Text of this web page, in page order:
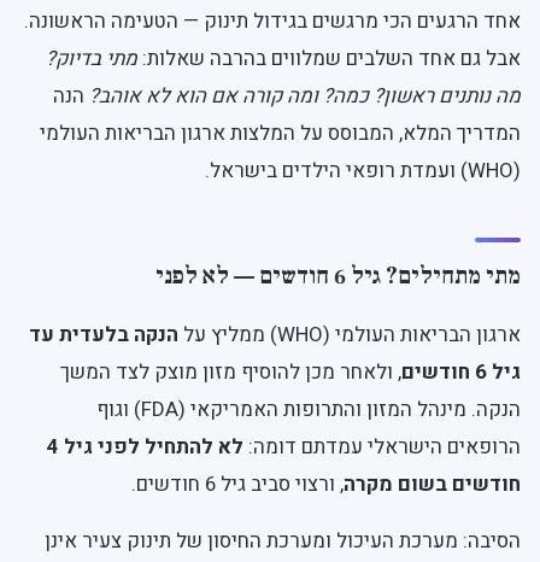
אחד הרגעים הכי מרגשים בגידול תינוק — הטעימה הראשונה.
אבל גם אחד השלבים שמלווים בהרבה שאלות: מתי בדיוק?
מה נותנים ראשון? כמה? ומה קורה אם הוא לא אוהב? הנה
המדריך המלא, המבוסס על המלצות ארגון הבריאות העולמי
(WHO) ועמדת רופאי הילדים בישראל.
מתי מתחילים? גיל 6 חודשים — לא לפני
ארגון הבריאות העולמי (WHO) ממליץ על
הנקה בלעדית עד
גיל 6 חודשים
, ולאחר מכן להוסיף מזון מוצק לצד המשך
הנקה. מינהל המזון והתרופות האמריקאי (FDA) וגוף
הרופאים הישראלי עמדתם דומה:
לא להתחיל לפני גיל 4
חודשים בשום מקרה, ורצוי סביב גיל 6 חודשים.
הסיבה: מערכת העיכול ומערכת החיסון של תינוק צעיר אינן